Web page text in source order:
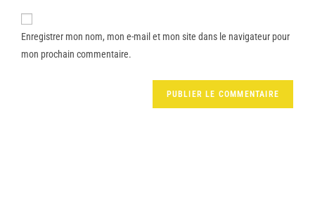
Enregistrer mon nom, mon e-mail et mon site dans le navigateur pour
mon prochain commentaire.